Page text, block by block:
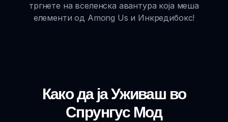
тргнете на вселенска авантура која меша
елементи од Among Us и Инкредибокс!
Како да ја Уживаш во
Спрунгус Мод